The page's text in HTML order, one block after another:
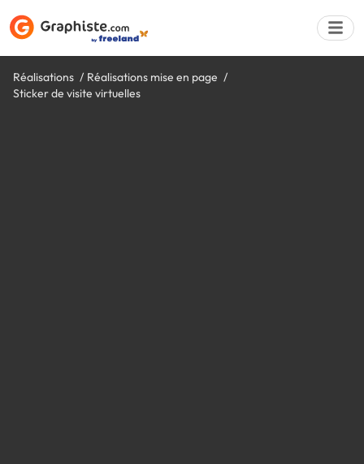
Réalisations
Réalisations mise en page
Sticker de visite virtuelles